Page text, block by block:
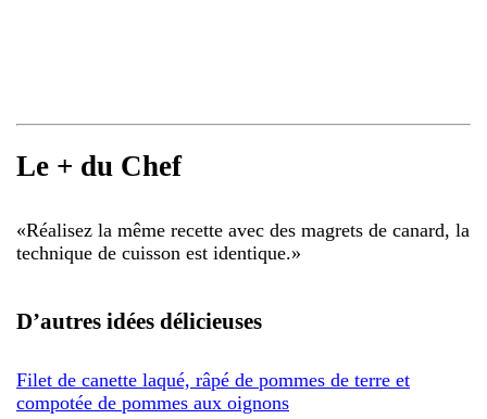
Le + du Chef
«Réalisez la même recette avec des magrets de canard, la
technique de cuisson est identique.»
D’autres idées délicieuses
Filet de canette laqué, râpé de pommes de terre et
compotée de pommes aux oignons